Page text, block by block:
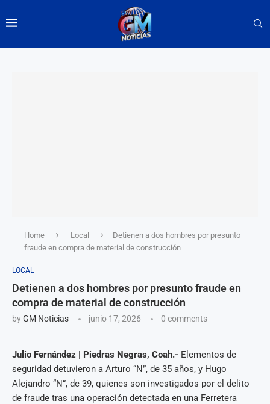
Home Local
Detienen a dos hombres por presunto
fraude en compra de material de construcción
LOCAL
Detienen a dos hombres por presunto fraude en
compra de material de construcción
byGM Noticias junio 17, 2026 0 comments
Julio Fernández | Piedras Negras, Coah.- Elementos de
seguridad detuvieron a Arturo “N”, de 35 años, y Hugo
Alejandro “N”, de 39, quienes son investigados por el delito
de fraude tras una operación detectada en una Ferretera